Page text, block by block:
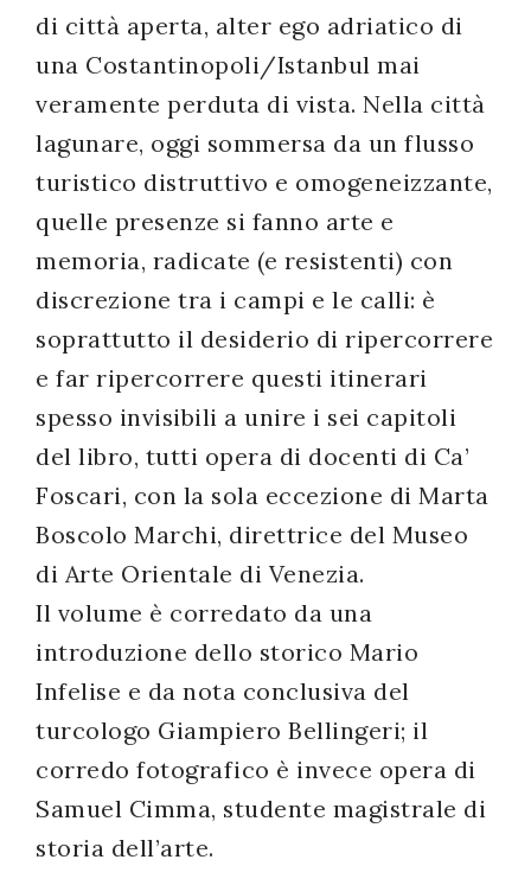
di città aperta, alter ego adriatico di
una Costantinopoli/Istanbul mai
veramente perduta di vista. Nella città
lagunare, oggi sommersa da un flusso
turistico distruttivo e omogeneizzante,
quelle presenze si fanno arte e
memoria, radicate (e resistenti) con
discrezione tra i campi e le calli: è
soprattutto il desiderio di ripercorrere
e far ripercorrere questi itinerari
spesso invisibili a unire i sei capitoli
del libro, tutti opera di docenti di Ca’
Foscari, con la sola eccezione di Marta
Boscolo Marchi, direttrice del Museo
di Arte Orientale di Venezia.
Il volume è corredato da una
introduzione dello storico Mario
Infelise e da nota conclusiva del
turcologo Giampiero Bellingeri; il
corredo fotografico è invece opera di
Samuel Cimma, studente magistrale di
storia dell’arte.